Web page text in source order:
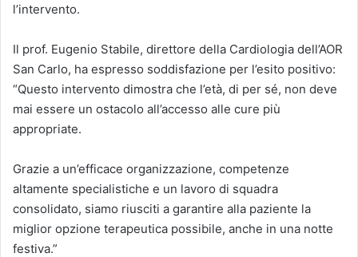
l’intervento.
Il prof. Eugenio Stabile, direttore della Cardiologia dell’AOR
San Carlo, ha espresso soddisfazione per l’esito positivo:
“Questo intervento dimostra che l’età, di per sé, non deve
mai essere un ostacolo all’accesso alle cure più
appropriate.
Grazie a un’efficace organizzazione, competenze
altamente specialistiche e un lavoro di squadra
consolidato, siamo riusciti a garantire alla paziente la
miglior opzione terapeutica possibile, anche in una notte
festiva.”